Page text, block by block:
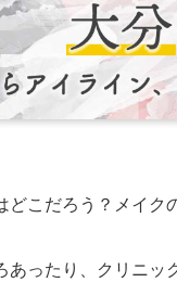
こだろう？メイク
ったり、クリニッ